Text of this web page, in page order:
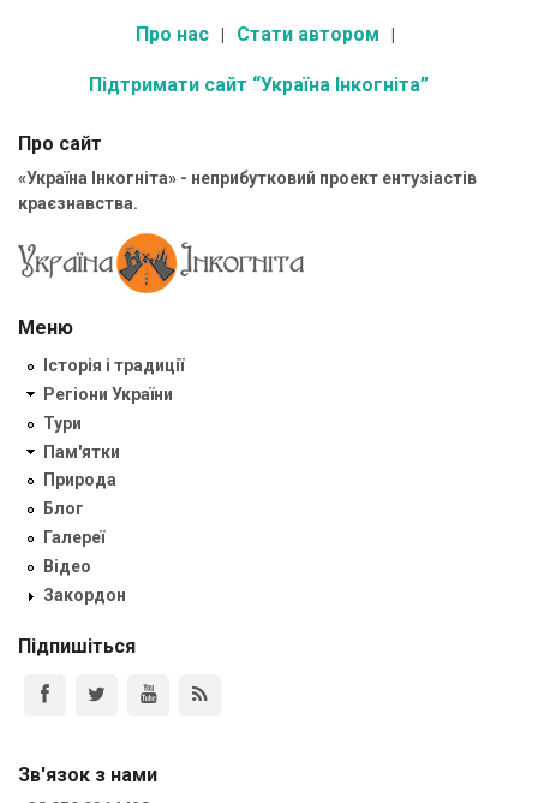
Про нас Стати автором
Підтримати сайт “Україна Інкогніта”
Про сайт
«Україна Інкогніта» - неприбутковий проект ентузіастів
краєзнавства.
Меню
Історія і традиції
Регіони України
Тури
Пам'ятки
Природа
Блог
Галереї
Відео
Закордон
Підпишіться
Зв'язок з нами